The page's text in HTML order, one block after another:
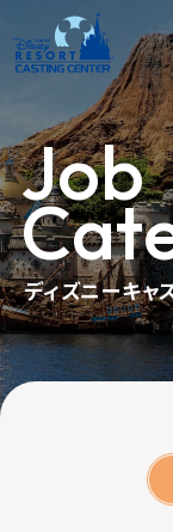
Job
Cat
ディズニーキャ